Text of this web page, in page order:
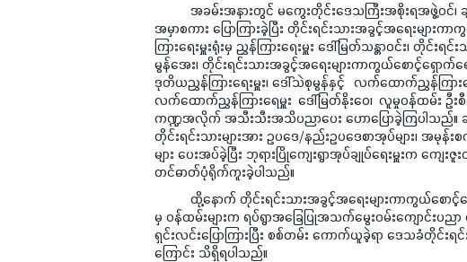
အခမ်းအနားတွင် မကွေးတိုင်းဒေသကြီးအစိုးရအဖွဲ့ဝင်၊ ချ
အမှာစကား ပြောကြားခဲ့ပြီး တိုင်းရင်းသားအခွင့်အရေးများ
ကြားရေးမှူးရုံးမှ ညွှန်ကြားရေးမှူး ဒေါ်မြတ်သန္တာဝင်း၊ တိုင်းရ
မွန်အေး၊ တိုင်းရင်းသားအခွင့်အရေးများကာကွယ်စောင့်ရှောက်ရ
ဒုတိယညွှန်ကြားရေးမှူး၊ ဒေါ်သဲစုမွန်နှင့် လက်ထောက်ညွှန်ကြားရ
လက်ထောက်ညွှန်ကြားရေမှူး ဒေါ်မြတ်နိုးဝေ၊ လူမှုဝန်ထမ်း ဦ
ကဏ္ဍအလိုက် အသီးသီးအသိပညာပေး ဟောပြောခဲ့ကြပါသည်
တိုင်းရင်းသားများအား ဥပဒေ/နည်းဥပဒေစာအုပ်များ၊ အ
များ ပေးအပ်ခဲ့ပြီး ဘုရားပြိုကျေးရွာအုပ်ချုပ်ရေးမှူးက ကျေး
တင်ဓာတ်ပုံရိုက်ကူးခဲ့ပါသည်။
ထို့နောက် တိုင်းရင်းသားအခွင့်အရေးများကာကွယ်စောင့်ရှော
မှ ဝန်ထမ်းများက ရပ်ရွာအခြေပြုအသက်မွေးဝမ်းကျောင်းပ
ရှင်းလင်းပြောကြားပြီး စစ်တမ်း ကောက်ယူခဲ့ရာ ဒေသခံတိုင်းရ
ကြောင်း သိရှိရပါသည်။